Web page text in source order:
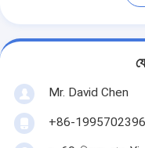
Mr. David Chen
+86-